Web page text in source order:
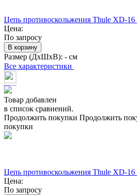
Цепь противоскольжения Thule XD-
Цена:
По запросу
В корзину
Размер (ДхШхВ): - см
Все характеристики
Товар добавлен
в список сравнений.
Продолжить покупки Продолжить
покупки
Цепь противоскольжения Thule XD-
Цена:
По запросу